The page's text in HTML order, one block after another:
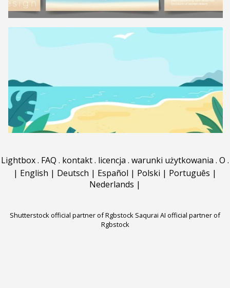
Lightbox. FAQ . kontakt. licencja . warunki użytkowania . O .
| English | Deutsch | Español | Polski | Português |
Nederlands |
Shutterstock official partner of Rgbstock Saqurai AI official partner of
Rgbstock